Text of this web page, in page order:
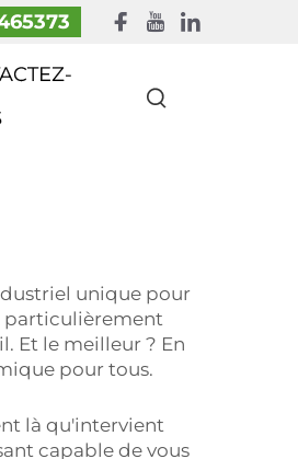
unique pour
particulièrement
Et le meilleur ? En
pour tous.
là qu'intervient
capable de vous